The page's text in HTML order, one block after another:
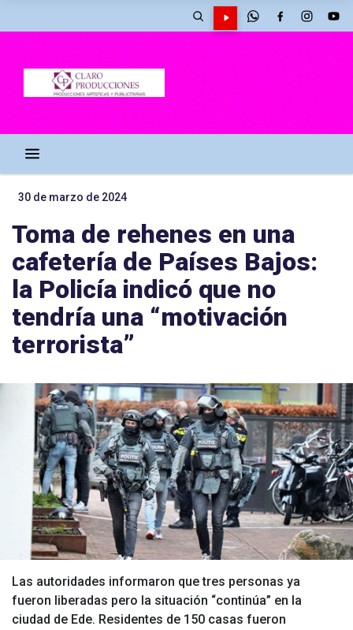
30 de marzo de 2024
Toma de rehenes en una
cafetería de Países Bajos:
la Policía indicó que no
tendría una “motivación
terrorista”
Las autoridades informaron que tres personas ya
fueron liberadas pero la situación “continúa” en la
ciudad de Ede. Residentes de 150 casas fueron